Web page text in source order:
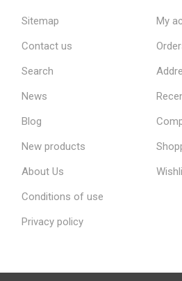
Sitemap
Contact us
Search
News
Blog
New products
About Us
Conditions of use
Privacy policy
My